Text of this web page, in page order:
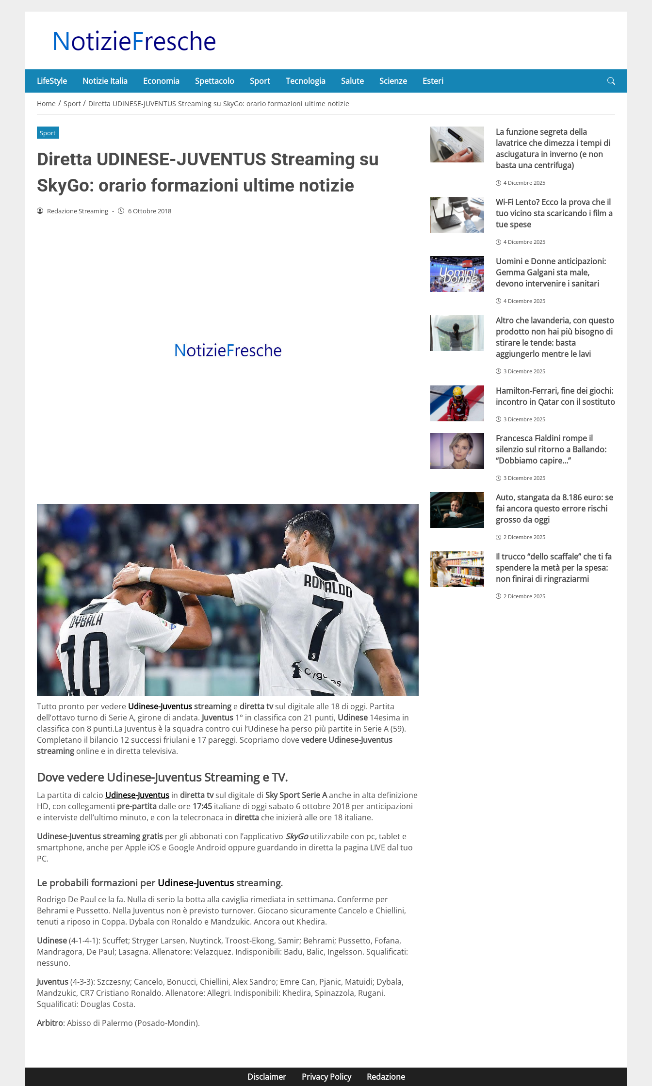
LifeStyle Notizie Italia Economia Spettacolo Sport Tecnologia Salute Scienze Esteri
Home / Sport / Diretta UDINESE-JUVENTUS Streaming su SkyGo: orario formazioni ultime notizie
Sport
Diretta UDINESE-JUVENTUS Streaming su
SkyGo: orario formazioni ultime notizie
Redazione Streaming - 6 Ottobre 2018
Tutto pronto per vedere Udinese-Juventusstreaming e diretta tvsul digitale alle 18 di oggi. Partita
dell’ottavo turno di Serie A, girone di andata. Juventus 1° in classifica con 21 punti, Udinese 14esima in
classifica con 8 punti.La Juventus è la squadra contro cui l’Udinese ha perso più partite in Serie A (59).
Completano il bilancio 12 successi friulani e 17 pareggi. Scopriamo dovevedere Udinese-Juventus
streaming online e in diretta televisiva.
Dove vedere Udinese-Juventus Streaming e TV.
La partita di calcio Udinese-Juventus in diretta tvsul digitale di Sky Sport Serie Aanche in alta definizione
HD, con collegamenti pre-partita dalle ore 17:45 italiane di oggi sabato 6 ottobre 2018 per anticipazioni
e interviste dell’ultimo minuto, e con la telecronaca in diretta che inizierà alle ore 18 italiane.
Udinese-Juventus streaming gratis per gli abbonati con l’applicativo SkyGoutilizzabile con pc, tablet e
smartphone, anche per Apple iOS e Google Android oppure guardando in diretta la pagina LIVE dal tuo
PC.
Le probabili formazioni per Udinese-Juventus streaming.
Rodrigo De Paul ce la fa. Nulla di serio la botta alla caviglia rimediata in settimana. Conferme per
Behrami e Pussetto. Nella Juventus non è previsto turnover. Giocano sicuramente Cancelo e Chiellini,
tenuti a riposo in Coppa. Dybala con Ronaldo e Mandzukic. Ancora out Khedira.
Udinese(4-1-4-1): Scuffet; Stryger Larsen, Nuytinck, Troost-Ekong, Samir; Behrami; Pussetto, Fofana,
Mandragora, De Paul; Lasagna. Allenatore: Velazquez. Indisponibili: Badu, Balic, Ingelsson. Squalificati:
nessuno.
Juventus(4-3-3): Szczesny; Cancelo, Bonucci, Chiellini, Alex Sandro; Emre Can, Pjanic, Matuidi; Dybala,
Mandzukic, CR7 Cristiano Ronaldo. Allenatore: Allegri. Indisponibili: Khedira, Spinazzola, Rugani.
Squalificati: Douglas Costa.
Arbitro: Abisso di Palermo (Posado-Mondin).
La funzione segreta della
lavatrice che dimezza i tempi di
asciugatura in inverno (e non
basta una centrifuga)
4 Dicembre 2025
Wi-Fi Lento? Ecco la prova che il
tuo vicino sta scaricando i film a
tue spese
4 Dicembre 2025
Uomini e Donne anticipazioni:
Gemma Galgani sta male,
devono intervenire i sanitari
4 Dicembre 2025
Altro che lavanderia, con questo
prodotto non hai più bisogno di
stirare le tende: basta
aggiungerlo mentre le lavi
3 Dicembre 2025
Hamilton-Ferrari, fine dei giochi:
incontro in Qatar con il sostituto
3 Dicembre 2025
Francesca Fialdini rompe il
silenzio sul ritorno a Ballando:
“Dobbiamo capire…”
3 Dicembre 2025
Auto, stangata da 8.186 euro: se
fai ancora questo errore rischi
grosso da oggi
2 Dicembre 2025
Il trucco “dello scaffale” che ti fa
spendere la metà per la spesa:
non finirai di ringraziarmi
2 Dicembre 2025
Disclaimer Privacy Policy Redazione